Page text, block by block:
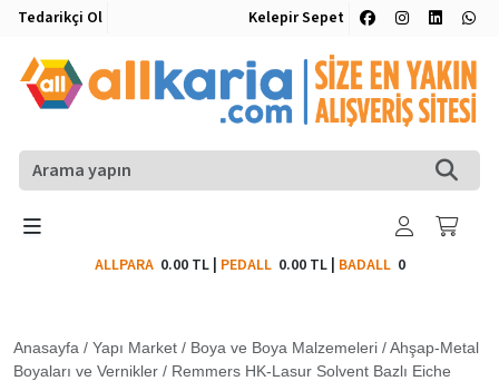
Tedarikçi Ol Kelepir Sepet
ALLPARA 0.00 TL| PEDALL 0.00 TL| BADALL0
Anasayfa / Yapı Market / Boya ve Boya Malzemeleri /Ahşap-Metal
Boyaları ve Vernikler / Remmers HK-Lasur Solvent Bazlı Eiche